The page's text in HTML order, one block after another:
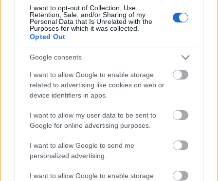
I want to opt-out of Collection, Use,
Retention, Sale, and/or Sharing of my
Personal Data that Is Unrelated with the
Purposes for which it was collected.
Opted Out
Google consents
I want to allow Google to enable storage
related to advertising like cookies on web or
device identifiers in apps.
I want to allow my user data to be sent to
Google for online advertising purposes.
I want to allow Google to send me
personalized advertising.
I want to allow Google to enable storage
främsta atleter att ge tillbaka till föreningar
som betyder mycket för dem. Resurser är
viktiga för att idrotten ska kunna fortsätta
möjliggöra såväl stora som små drömmar, säger
Sara Pettersson.